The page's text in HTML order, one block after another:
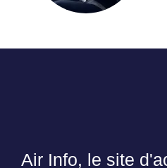
Air Info, le site